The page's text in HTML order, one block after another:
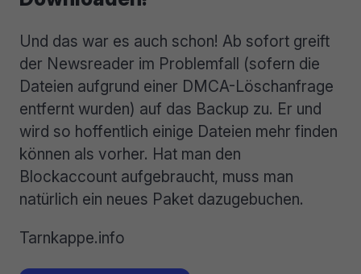
Und das war es auch schon! Ab sofort greift
der Newsreader im Problemfall (sofern die
Dateien aufgrund einer DMCA-Löschanfrage
entfernt wurden) auf das Backup zu. Er und
wird so hoffentlich einige Dateien mehr finden
können als vorher. Hat man den
Blockaccount aufgebraucht, muss man
natürlich ein neues Paket dazugebuchen.
Tarnkappe.info